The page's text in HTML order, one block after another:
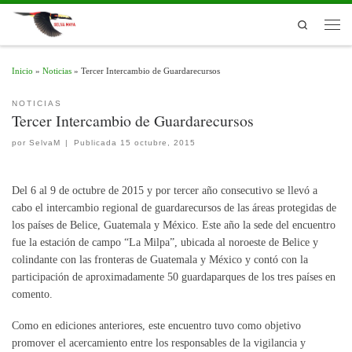
Skip to content
Search
Inicio » Noticias » Tercer Intercambio de Guardarecursos
NOTICIAS
Tercer Intercambio de Guardarecursos
por SelvaM | Publicada 15 octubre, 2015
Del 6 al 9 de octubre de 2015 y por tercer año consecutivo se llevó a
cabo el intercambio regional de guardarecursos de las áreas protegidas de
los países de Belice, Guatemala y México. Este año la sede del encuentro
fue la estación de campo “La Milpa”, ubicada al noroeste de Belice y
colindante con las fronteras de Guatemala y México y contó con la
participación de aproximadamente 50 guardaparques de los tres países en
comento.
Como en ediciones anteriores, este encuentro tuvo como objetivo
promover el acercamiento entre los responsables de la vigilancia y